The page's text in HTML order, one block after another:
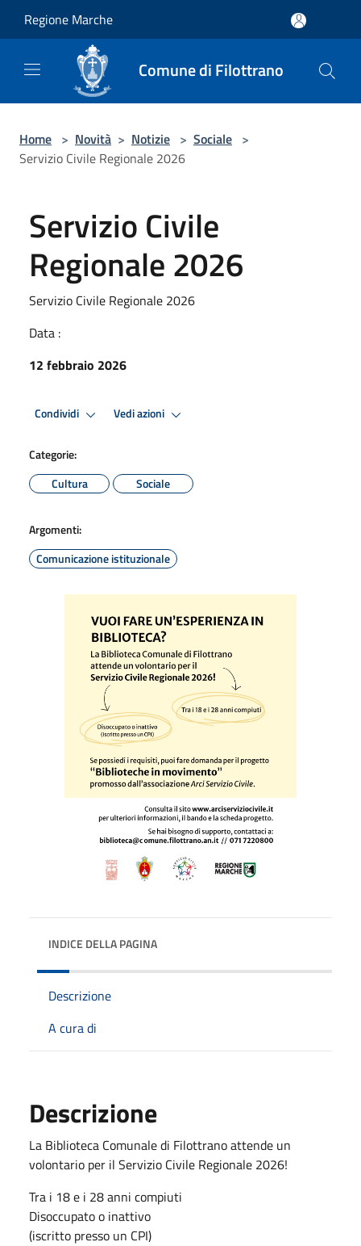
Regione Marche
Comune di Filottrano
Home > Novità > Notizie > Sociale >
Servizio Civile Regionale 2026
Servizio Civile
Regionale 2026
Servizio Civile Regionale 2026
Data :
12 febbraio 2026
Condividi Vedi azioni
Categorie:
Cultura
Sociale
Argomenti:
Comunicazione istituzionale
INDICE DELLA PAGINA
Descrizione
A cura di
Descrizione
La Biblioteca Comunale di Filottrano attende un
volontario per il Servizio Civile Regionale 2026!
Tra i 18 e i 28 anni compiuti
Disoccupato o inattivo
(iscritto presso un CPI)